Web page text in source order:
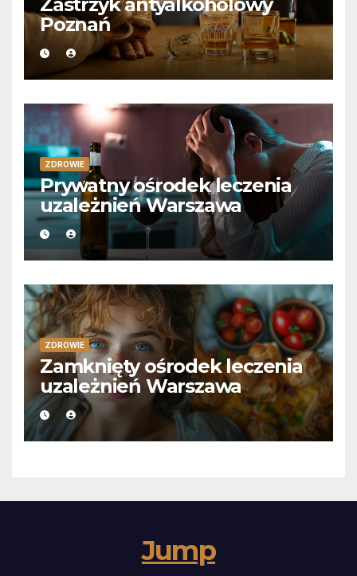
Zastrzyk antyalkoholowy
Poznań
ZDROWIE
Prywatny ośrodek leczenia
uzależnień Warszawa
ZDROWIE
Zamknięty ośrodek leczenia
uzależnień Warszawa
Jump